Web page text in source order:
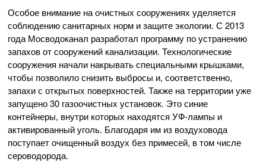
Особое внимание на очистных сооружениях уделяется
соблюдению санитарных норм и защите экологии. С 2013
года Мосводоканал разработал программу по устранению
запахов от сооружений канализации. Технологические
сооружения начали накрывать специальными крышками,
чтобы позволило снизить выбросы и, соответственно,
запахи с открытых поверхностей. Также на территории уже
запущено 30 газоочистных установок. Это синие
контейнеры, внутри которых находятся УФ-лампы и
активированный уголь. Благодаря им из воздуховода
поступает очищенный воздух без примесей, в том числе
сероводорода.